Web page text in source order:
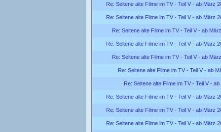
Re: Seltene alte Filme im TV - Teil V - ab März
Re: Seltene alte Filme im TV - Teil V - ab März
Re: Seltene alte Filme im TV - Teil V - ab
Re: Seltene alte Filme im TV - Teil V - ab März
Re: Seltene alte Filme im TV - Teil V - ab
Re: Seltene alte Filme im TV - Teil V - ab
Re: Seltene alte Filme im TV - Teil V -
Re: Seltene alte Filme im TV - Teil V - ab März
Re: Seltene alte Filme im TV - Teil V - ab März
Re: Seltene alte Filme im TV - Teil V - ab März